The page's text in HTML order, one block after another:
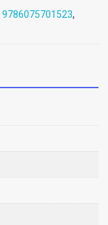
9786075701523,